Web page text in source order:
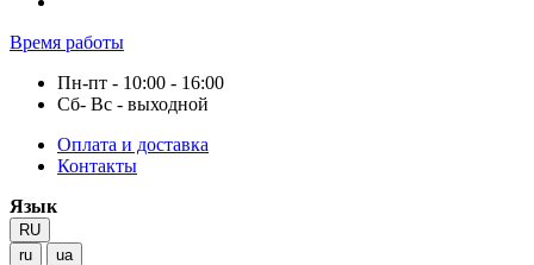
Время работы
Пн-пт - 10:00 - 16:00
Сб- Вс - выходной
Оплата и доставка
Контакты
Язык
RU
ru
ua